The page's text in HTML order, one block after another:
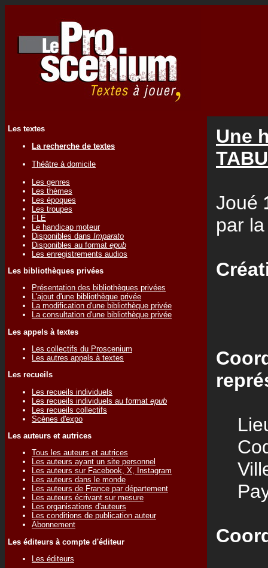
Les textes
La recherche de textes
Théâtre à domicile
Les genres
Les thèmes
Les époques
Les troupes
FLE
Le handicap moteur
Disponibles dans Imparato
Disponibles au format epub
Les enregistrements audios
Les bibliothèques privées
Présentation des bibliothèques privées
L'ajout d'une bibliothèque privée
La modification d'une bibliothèque privée
La consultation d'une bibliothèque privée
Les appels à textes
Les collectifs du Proscenium
Les autres appels à textes
Les recueils
Les recueils individuels
Les recueils individuels au format epub
Les recueils collectifs
Scènes d'expo
Les auteurs et autrices
Tous les auteurs et autrices
Les auteurs ayant un site personnel
Les auteurs sur Facebook, X, Instagram
Les auteurs dans le monde
Les auteurs de France par département
Les auteurs écrivant sur mesure
Les organisations d'auteurs
Les conditions de publication auteur
Abonnement
Les éditeurs à compte d'éditeur
Les éditeurs
Une
Joué
par